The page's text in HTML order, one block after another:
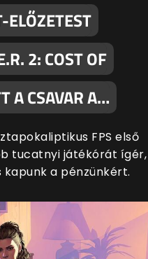
ELŐZETEST
2: COST OF
A CSAVAR A…
FPS első
tucatnyi játékórát ígér,
a pénzünkért.